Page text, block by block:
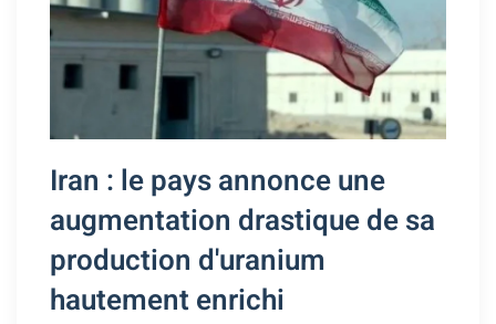
Iran : le pays annonce une
augmentation drastique de sa
production d'uranium
hautement enrichi